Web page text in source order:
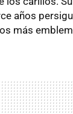
años
más